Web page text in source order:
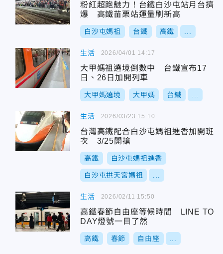
粉紅超跑魅力！台鐵白沙屯站月台擠
爆 高鐵苗栗站運量刷新高
白沙屯媽祖 台鐵 高鐵
生活
大甲媽祖遶境倒數中 台鐵宣布17
日、26日加開列車
大甲媽遶境 大甲媽 台鐵
2026/04/01 14:17
生活
台灣高鐵配合白沙屯媽祖進香加開班
次 3/25開搶
高鐵 白沙屯媽祖進香
白沙屯拱天宮媽祖
2026/03/23 15:10
生活
高鐵春節自由座等候時間 LINE TO
DAY燈號一目了然
高鐵 春節 自由座
2026/02/11 15:50